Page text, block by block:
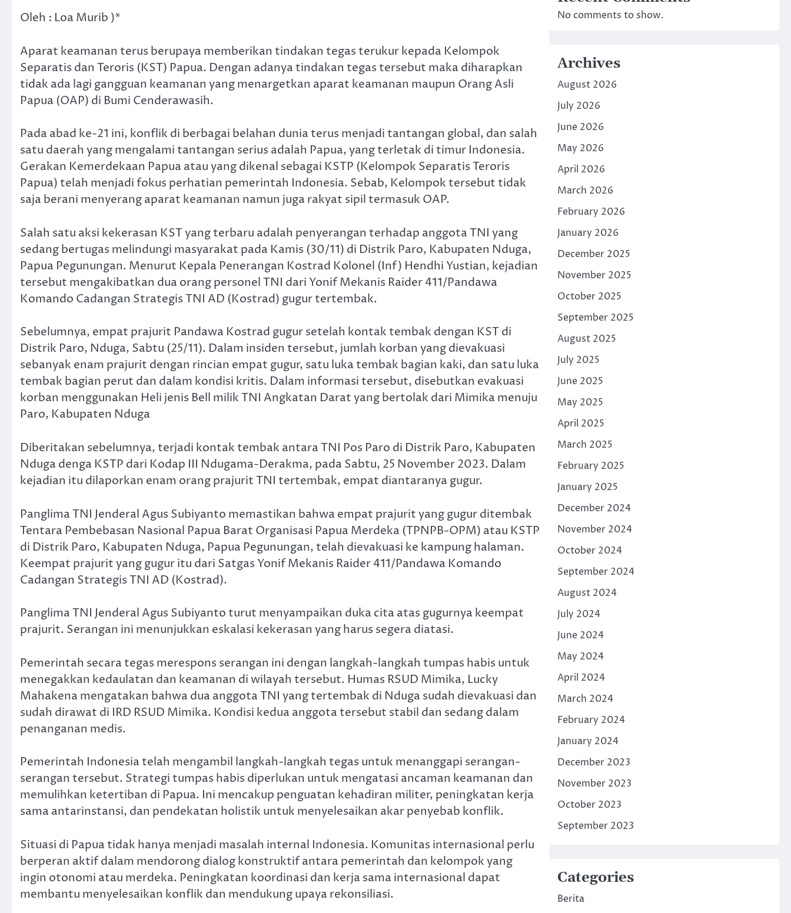
Oleh : Loa Murib )*
Aparat keamanan terus berupaya memberikan tindakan tegas terukur kepada Kelompok
Separatis dan Teroris (KST) Papua. Dengan adanya tindakan tegas tersebut maka diharapkan
tidak ada lagi gangguan keamanan yang menargetkan aparat keamanan maupun Orang Asli
Papua (OAP) di Bumi Cenderawasih.
Pada abad ke-21 ini, konflik di berbagai belahan dunia terus menjadi tantangan global, dan salah
satu daerah yang mengalami tantangan serius adalah Papua, yang terletak di timur Indonesia.
Gerakan Kemerdekaan Papua atau yang dikenal sebagai KSTP (Kelompok Separatis Teroris
Papua) telah menjadi fokus perhatian pemerintah Indonesia. Sebab, Kelompok tersebut tidak
saja berani menyerang aparat keamanan namun juga rakyat sipil termasuk OAP.
Salah satu aksi kekerasan KST yang terbaru adalah penyerangan terhadap anggota TNI yang
sedang bertugas melindungi masyarakat pada Kamis (30/11) di Distrik Paro, Kabupaten Nduga,
Papua Pegunungan. Menurut Kepala Penerangan Kostrad Kolonel (Inf) Hendhi Yustian, kejadian
tersebut mengakibatkan dua orang personel TNI dari Yonif Mekanis Raider 411/Pandawa
Komando Cadangan Strategis TNI AD (Kostrad) gugur tertembak.
Sebelumnya, empat prajurit Pandawa Kostrad gugur setelah kontak tembak dengan KST di
Distrik Paro, Nduga, Sabtu (25/11). Dalam insiden tersebut, jumlah korban yang dievakuasi
sebanyak enam prajurit dengan rincian empat gugur, satu luka tembak bagian kaki, dan satu luka
tembak bagian perut dan dalam kondisi kritis. Dalam informasi tersebut, disebutkan evakuasi
korban menggunakan Heli jenis Bell milik TNI Angkatan Darat yang bertolak dari Mimika menuju
Paro, Kabupaten Nduga
Diberitakan sebelumnya, terjadi kontak tembak antara TNI Pos Paro di Distrik Paro, Kabupaten
Nduga denga KSTP dari Kodap III Ndugama-Derakma, pada Sabtu, 25 November 2023. Dalam
kejadian itu dilaporkan enam orang prajurit TNI tertembak, empat diantaranya gugur.
Panglima TNI Jenderal Agus Subiyanto memastikan bahwa empat prajurit yang gugur ditembak
Tentara Pembebasan Nasional Papua Barat Organisasi Papua Merdeka (TPNPB-OPM) atau KSTP
di Distrik Paro, Kabupaten Nduga, Papua Pegunungan, telah dievakuasi ke kampung halaman.
Keempat prajurit yang gugur itu dari Satgas Yonif Mekanis Raider 411/Pandawa Komando
Cadangan Strategis TNI AD (Kostrad).
Panglima TNI Jenderal Agus Subiyanto turut menyampaikan duka cita atas gugurnya keempat
prajurit. Serangan ini menunjukkan eskalasi kekerasan yang harus segera diatasi.
Pemerintah secara tegas merespons serangan ini dengan langkah-langkah tumpas habis untuk
menegakkan kedaulatan dan keamanan di wilayah tersebut. Humas RSUD Mimika, Lucky
Mahakena mengatakan bahwa dua anggota TNI yang tertembak di Nduga sudah dievakuasi dan
sudah dirawat di IRD RSUD Mimika. Kondisi kedua anggota tersebut stabil dan sedang dalam
penanganan medis.
Pemerintah Indonesia telah mengambil langkah-langkah tegas untuk menanggapi serangan-
serangan tersebut. Strategi tumpas habis diperlukan untuk mengatasi ancaman keamanan dan
memulihkan ketertiban di Papua. Ini mencakup penguatan kehadiran militer, peningkatan kerja
sama antarinstansi, dan pendekatan holistik untuk menyelesaikan akar penyebab konflik.
Situasi di Papua tidak hanya menjadi masalah internal Indonesia. Komunitas internasional perlu
berperan aktif dalam mendorong dialog konstruktif antara pemerintah dan kelompok yang
ingin otonomi atau merdeka. Peningkatan koordinasi dan kerja sama internasional dapat
membantu menyelesaikan konflik dan mendukung upaya rekonsiliasi.
No comments to show.
Archives
August 2026
July 2026
June 2026
May 2026
April 2026
March 2026
February 2026
January 2026
December 2025
November 2025
October 2025
September 2025
August 2025
July 2025
June 2025
May 2025
April 2025
March 2025
February 2025
January 2025
December 2024
November 2024
October 2024
September 2024
August 2024
July 2024
June 2024
May 2024
April 2024
March 2024
February 2024
January 2024
December 2023
November 2023
October 2023
September 2023
Categories
Berita